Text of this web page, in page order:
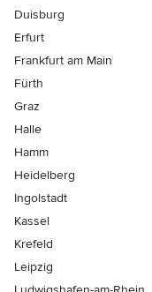
Duisburg
Erfurt
Frankfurt am Main
Fürth
Graz
Halle
Hamm
Heidelberg
Ingolstadt
Kassel
Krefeld
Leipzig